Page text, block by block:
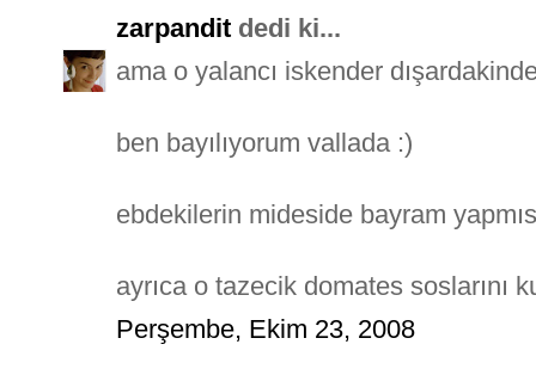
zarpandit dedi ki...
ama o yalancı iskender
ben bayılıyorum vallada :)
ebdekilerin mideside bayram
ayrıca o tazecik domates soslarını
Perşembe, Ekim 23, 2008